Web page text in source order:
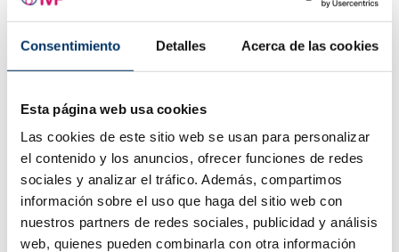
Consentimiento Detalles Acerca de las cookies
Esta página web usa cookies
Las cookies de este sitio web se usan para personalizar
el contenido y los anuncios, ofrecer funciones de redes
sociales y analizar el tráfico. Además, compartimos
información sobre el uso que haga del sitio web con
nuestros partners de redes sociales, publicidad y análisis
web, quienes pueden combinarla con otra información
En cas d’échecs d’implantation lors de traitements
antérieurs de FIV.
apparente.
Comment le test est-il réalisé ?
L’échantillon est prélevé dans le cadre d’une biopsie de
l’endomètre, une procédure ambulatoire qui ne dure
généralement que quelques minutes et ne nécessite pas
d’anesthésie.